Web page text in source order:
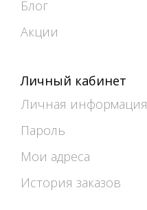
Блог
Акции
Личный кабинет
Личная информация
Пароль
Мои адреса
История заказов